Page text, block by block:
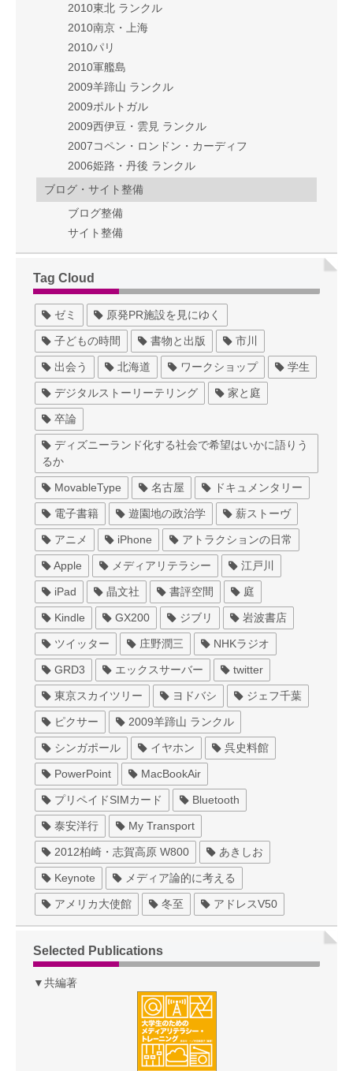
2010東北 ランクル
2010南京・上海
2010パリ
2010軍艦島
2009羊蹄山 ランクル
2009ポルトガル
2009西伊豆・雲見 ランクル
2007コペン・ロンドン・カーディフ
2006姫路・丹後 ランクル
ブログ・サイト整備
ブログ整備
サイト整備
Tag Cloud
ゼミ 原発PR施設を見にゆく
子どもの時間 書物と出版 市川
出会う 北海道 ワークショップ 学生
デジタルストーリーテリング 家と庭
卒論
ディズニーランド化する社会で希望はいかに語りう
るか
MovableType 名古屋 ドキュメンタリー
電子書籍 遊園地の政治学 薪ストーヴ
アニメ iPhone アトラクションの日常
Apple メディアリテラシー 江戸川
iPad 晶文社 書評空間 庭
Kindle GX200 ジブリ 岩波書店
ツイッター 庄野潤三 NHKラジオ
GRD3 エックスサーバー twitter
東京スカイツリー ヨドバシ ジェフ千葉
ピクサー 2009羊蹄山 ランクル
シンガポール イヤホン 呉史料館
PowerPoint MacBookAir
プリペイドSIMカード Bluetooth
泰安洋行 My Transport
2012柏崎・志賀高原 W800 あきしお
Keynote メディア論的に考える
アメリカ大使館 冬至 アドレスV50
Selected Publications
▼共編著